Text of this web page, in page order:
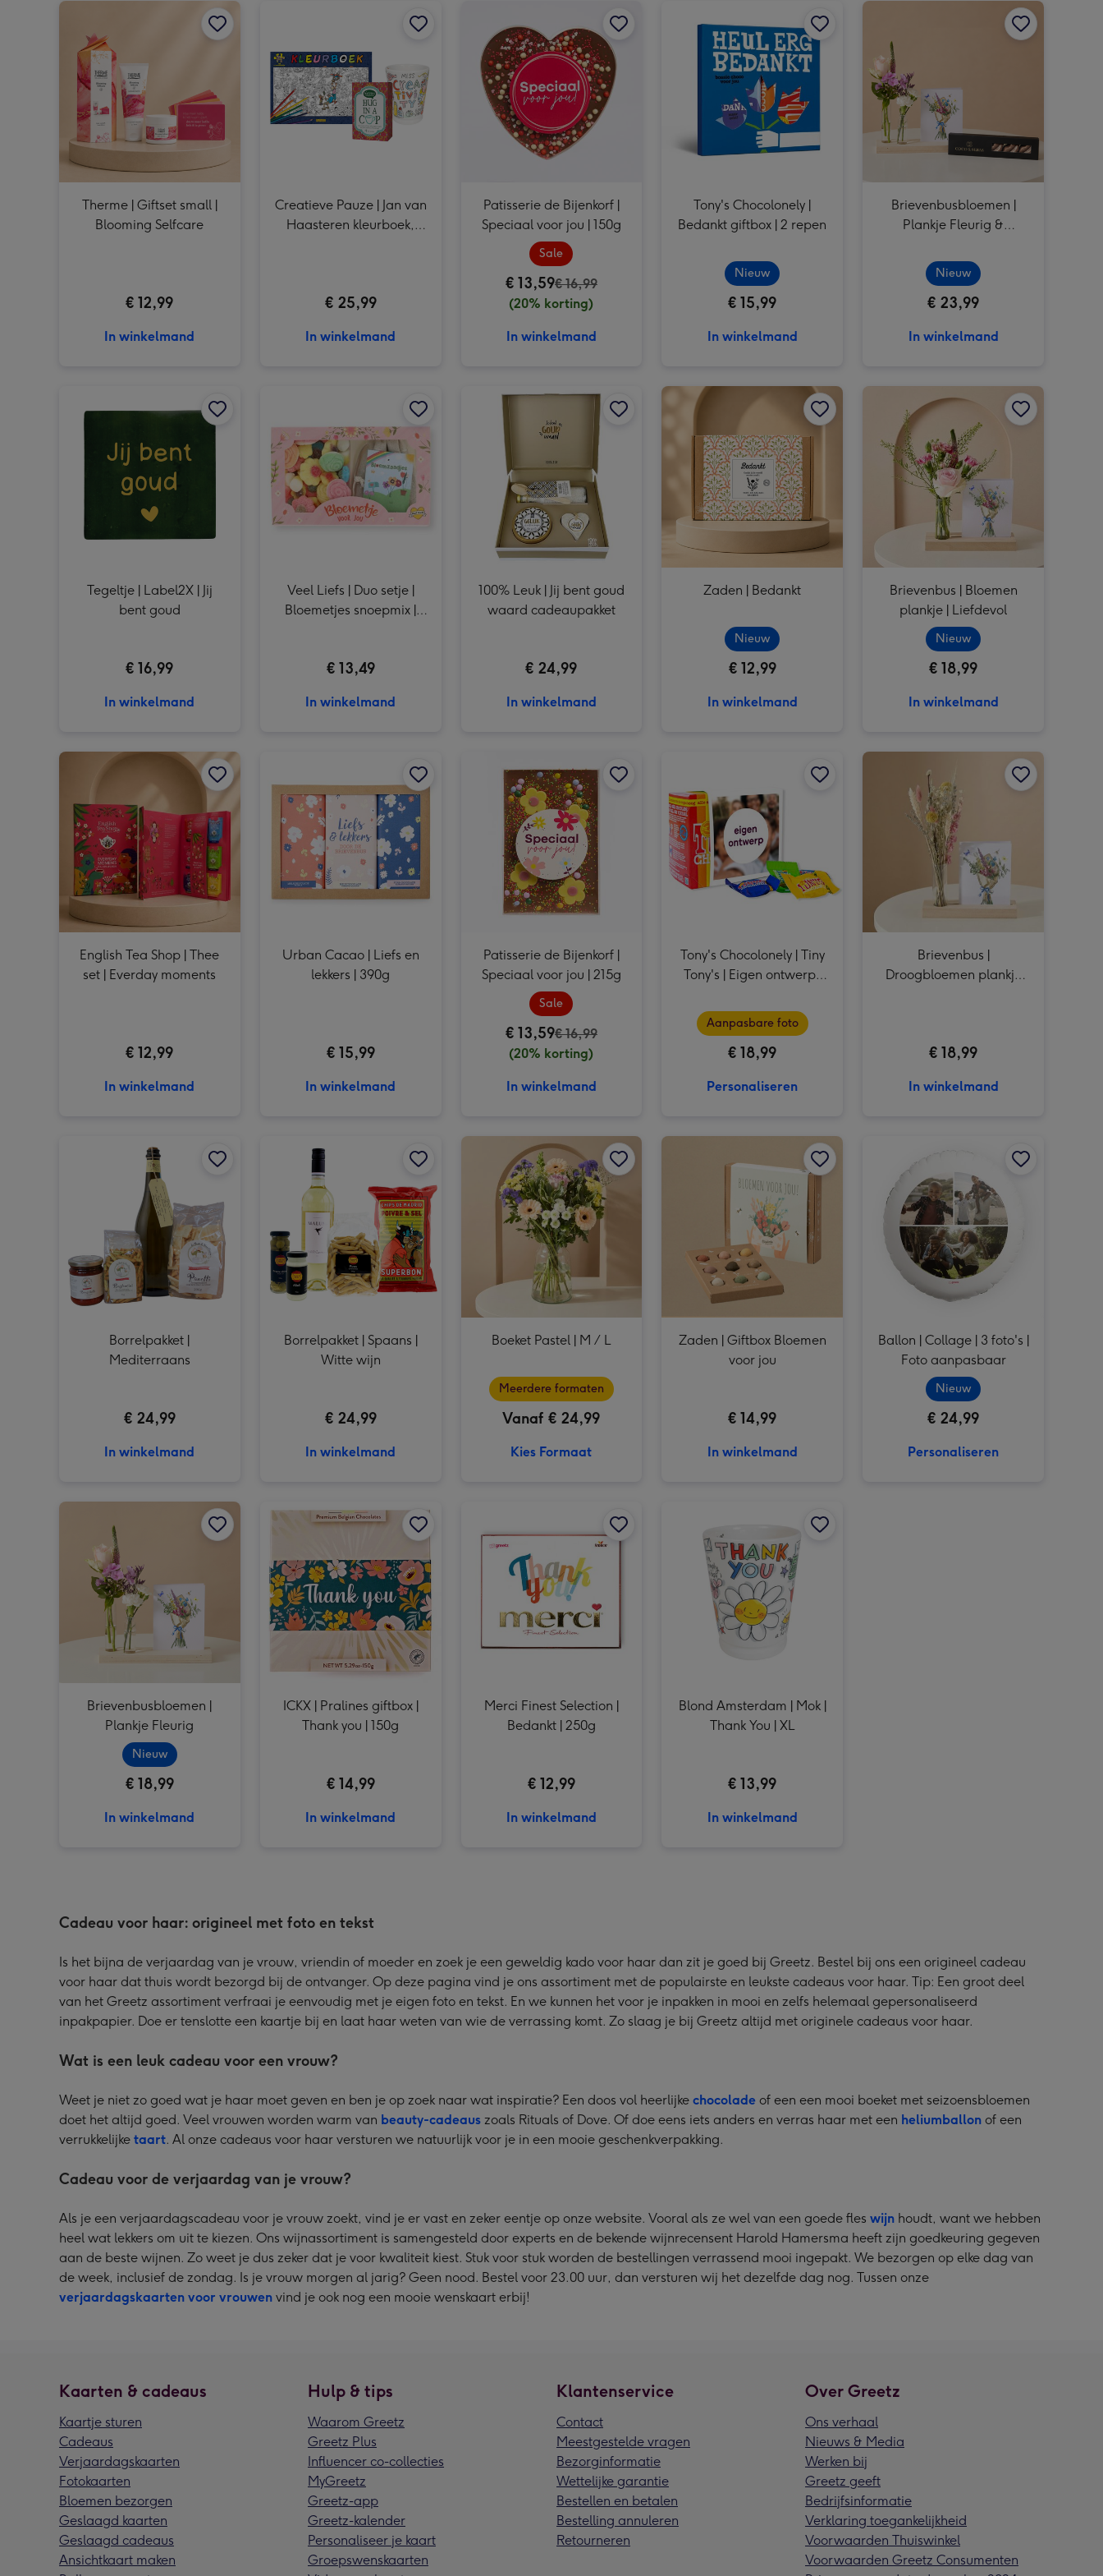
Therme | Giftset small |
Blooming Selfcare
€ 12,99
In winkelmand
Creatieve Pauze | Jan van
Haasteren kleurboek,
€ 25,99
In winkelmand
Patisserie de Bijenkorf |
Speciaal voor jou | 150g
Sale
€ 13,59€ 16,99
(20% korting)
In winkelmand
Tony's Chocolonely |
Bedankt giftbox | 2 repen
Nieuw
€ 15,99
In winkelmand
Brievenbusbloemen |
Plankje Fleurig &
kusjes
Nieuw
€ 23,99
In winkelmand
Tegeltje | Label2X | Jij
bent goud
€ 16,99
In winkelmand
Veel Liefs | Duo setje | Bloemetjes snoepmix | 150g afbeelding 3
Veel Liefs | Duo setje |
Bloemetjes snoepmix |
€ 13,49
In winkelmand
100% Leuk | Jij bent goud waard cadeaupakket afbeelding 2 100% Leuk | Jij bent goud waard cadeaupakket afbeelding 3
100% Leuk | Jij bent goud
waard cadeaupakket
€ 24,99
In winkelmand
Zaden | Bedankt afbeelding 2
Zaden | Bedankt
Nieuw
€ 12,99
In winkelmand
Brievenbus | Bloemen
plankje | Liefdevol
Nieuw
€ 18,99
In winkelmand
English Tea Shop | Thee set | Everday moments afbeelding 5
English Tea Shop | Thee
set | Everday moments
€ 12,99
In winkelmand
Urban Cacao | Liefs en lekkers | 390g afbeelding 4
Urban Cacao | Liefs en
lekkers | 390g
€ 15,99
In winkelmand
Patisserie de Bijenkorf | Speciaal voor jou | 215g afbeelding 3
Patisserie de Bijenkorf |
Speciaal voor jou | 215g
Sale
€ 13,59€ 16,99
(20% korting)
In winkelmand
Tony's Chocolonely | Tiny Tony's | Eigen ontwerp | 200g afbeelding 2
Tony's Chocolonely | Tiny
Tony's | Eigen ontwerp |
Aanpasbare foto
€ 18,99
Personaliseren
Brievenbus |
Droogbloemen plankje
€ 18,99
In winkelmand
Borrelpakket | Mediterraans afbeelding 3 Borrelpakket | Mediterraans afbeelding 4
Borrelpakket |
Mediterraans
€ 24,99
In winkelmand
Borrelpakket | Spaans | Witte wijn afbeelding 2 Borrelpakket | Spaans | Witte wijn afbeelding 3
Borrelpakket | Spaans |
Witte wijn
€ 24,99
In winkelmand
Boeket Pastel | M / L afbeelding 2
Boeket Pastel | M / L
Meerdere formaten
Vanaf € 24,99
Kies Formaat
Zaden | Giftbox Bloemen
voor jou
€ 14,99
In winkelmand
Ballon | Collage | 3 foto's |
Foto aanpasbaar
Nieuw
€ 24,99
Personaliseren
Brievenbusbloemen | Plankje Fleurig afbeelding 1
Brievenbusbloemen |
Plankje Fleurig
Nieuw
€ 18,99
In winkelmand
ICKX | Pralines giftbox |
Thank you | 150g
€ 14,99
In winkelmand
Merci Finest Selection |
Bedankt | 250g
€ 12,99
In winkelmand
Blond Amsterdam | Mok |
Thank You | XL
€ 13,99
In winkelmand
Cadeau voor haar: origineel met foto en tekst
Is het bijna de verjaardag van je vrouw, vriendin of moeder en zoek je een geweldig kado voor haar dan zit je goed bij Greetz. Bestel bij ons een origineel cadeau
voor haar dat thuis wordt bezorgd bij de ontvanger. Op deze pagina vind je ons assortiment met de populairste en leukste cadeaus voor haar. Tip: Een groot deel
van het Greetz assortiment verfraai je eenvoudig met je eigen foto en tekst. En we kunnen het voor je inpakken in mooi en zelfs helemaal gepersonaliseerd
inpakpapier. Doe er tenslotte een kaartje bij en laat haar weten van wie de verrassing komt. Zo slaag je bij Greetz altijd met originele cadeaus voor haar.
Wat is een leuk cadeau voor een vrouw?
Weet je niet zo goed wat je haar moet geven en ben je op zoek naar wat inspiratie? Een doos vol heerlijke chocolade of een een mooi boeket met seizoensbloemen
doet het altijd goed. Veel vrouwen worden warm van beauty-cadeaus zoals Rituals of Dove. Of doe eens iets anders en verras haar met een heliumballon of een
verrukkelijke taart. Al onze cadeaus voor haar versturen we natuurlijk voor je in een mooie geschenkverpakking.
Cadeau voor de verjaardag van je vrouw?
Als je een verjaardagscadeau voor je vrouw zoekt, vind je er vast en zeker eentje op onze website. Vooral als ze wel van een goede fles wijn houdt, want we hebben
heel wat lekkers om uit te kiezen. Ons wijnassortiment is samengesteld door experts en de bekende wijnrecensent Harold Hamersma heeft zijn goedkeuring gegeven
aan de beste wijnen. Zo weet je dus zeker dat je voor kwaliteit kiest. Stuk voor stuk worden de bestellingen verrassend mooi ingepakt. We bezorgen op elke dag van
de week, inclusief de zondag. Is je vrouw morgen al jarig? Geen nood. Bestel voor 23.00 uur, dan versturen wij het dezelfde dag nog. Tussen onze
verjaardagskaarten voor vrouwen vind je ook nog een mooie wenskaart erbij!
Kaarten & cadeaus
Kaartje sturen
Cadeaus
Verjaardagskaarten
Fotokaarten
Bloemen bezorgen
Geslaagd kaarten
Geslaagd cadeaus
Ansichtkaart maken
Hulp & tips
Waarom Greetz
Greetz Plus
Influencer co-collecties
MyGreetz
Greetz-app
Greetz-kalender
Personaliseer je kaart
Groepswenskaarten
Klantenservice
Contact
Meestgestelde vragen
Bezorginformatie
Wettelijke garantie
Bestellen en betalen
Bestelling annuleren
Retourneren
Over Greetz
Ons verhaal
Nieuws & Media
Werken bij
Greetz geeft
Bedrijfsinformatie
Verklaring toegankelijkheid
Voorwaarden Thuiswinkel
Voorwaarden Greetz Consumenten